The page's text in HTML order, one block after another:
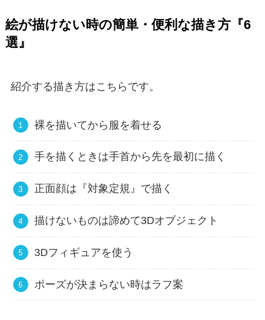
絵が描けない時の簡単・便利な描き方『6
選』
紹介する描き方はこちらです。
裸を描いてから服を着せる
手を描くときは手首から先を最初に描く
正面顔は『対象定規』で描く
描けないものは諦めて3Dオブジェクト
3Dフィギュアを使う
ポーズが決まらない時はラフ案